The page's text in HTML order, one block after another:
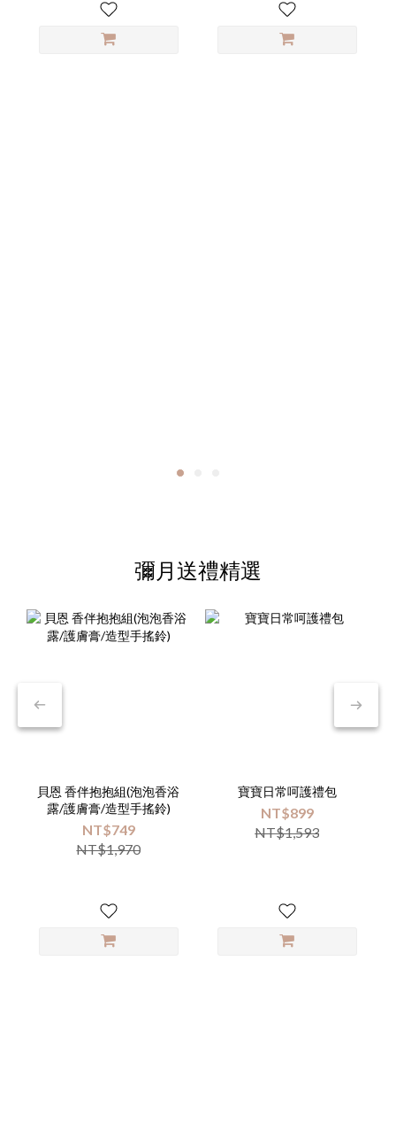
彌月送禮精選
貝恩 香伴抱抱組(泡泡香浴
露/護膚膏/造型手搖鈴)
NT$749
NT$1,970
寶寶日常呵護禮包
NT$899
NT$1,593